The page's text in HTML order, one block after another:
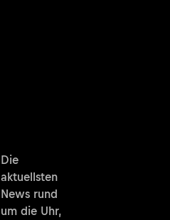
Die
aktuellsten
News rund
um die Uhr,